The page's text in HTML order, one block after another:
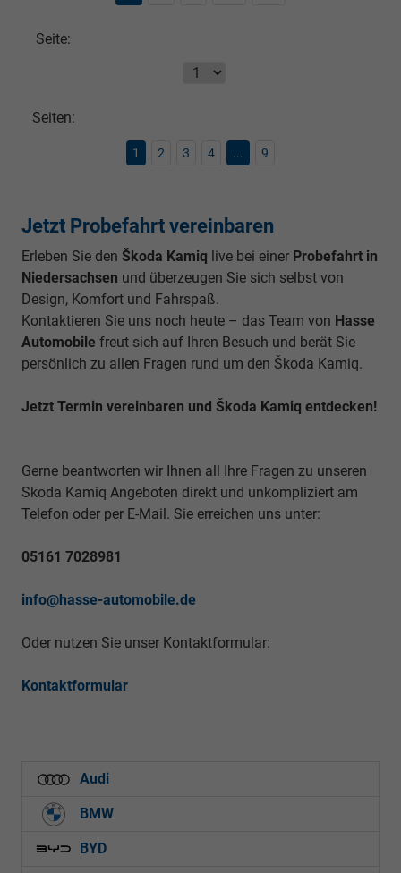
Seite:
Seiten:
1 2 3 4 ... 9
Jetzt Probefahrt vereinbaren
Erleben Sie den Škoda Kamiq live bei einer Probefahrt in
Niedersachsen und überzeugen Sie sich selbst von
Design, Komfort und Fahrspaß.
Kontaktieren Sie uns noch heute – das Team von Hasse
Automobile freut sich auf Ihren Besuch und berät Sie
persönlich zu allen Fragen rund um den Škoda Kamiq.
Jetzt Termin vereinbaren und Škoda Kamiq entdecken!
Gerne beantworten wir Ihnen all Ihre Fragen zu unseren
Skoda Kamiq Angeboten direkt und unkompliziert am
Telefon oder per E-Mail. Sie erreichen uns unter:
05161 7028981
info@hasse-automobile.de
Oder nutzen Sie unser Kontaktformular:
Kontaktformular
Audi
BMW
BYD